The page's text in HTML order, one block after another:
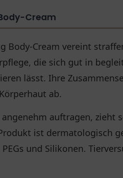
Cream
Body-Cream vereint
die sich gut in
lässt. Ihre
ab.
auftragen, zieht
ist dermatologisch
und Silikonen.